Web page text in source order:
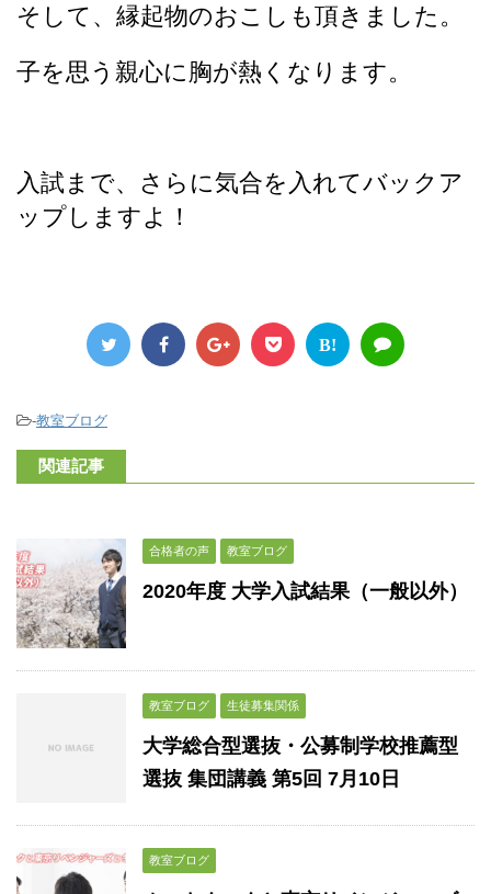
そして、縁起物のおこしも頂きました。
子を思う親心に胸が熱くなります。
入試まで、さらに気合を入れてバックア
ップしますよ！
B!
-教室ブログ
関連記事
合格者の声 教室ブログ
2020年度 大学入試結果（一般以外）
教室ブログ 生徒募集関係
大学総合型選抜・公募制学校推薦型
選抜 集団講義 第5回 7月10日
教室ブログ